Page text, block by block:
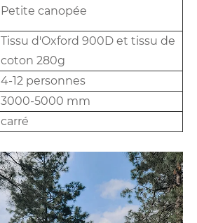
Petite canopée
Tissu d'Oxford 900D et tissu de
coton 280g
4-12 personnes
3000-5000 mm
carré